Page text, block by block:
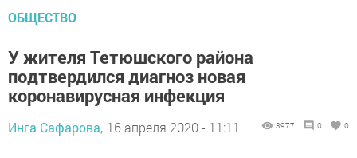
ОБЩЕСТВО
У жителя Тетюшского района
подтвердился диагноз новая
коронавирусная инфекция
Инга Сафарова, 16 апреля 2020 - 11:11 3977 0 0